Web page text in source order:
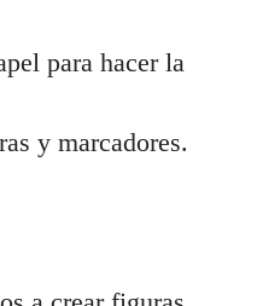
para hacer la
y marcadores.